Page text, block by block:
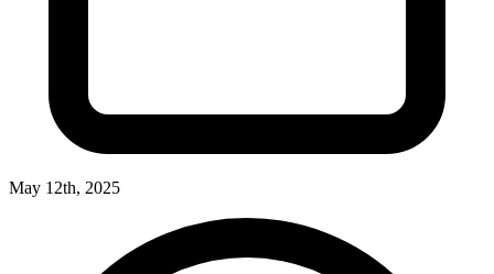
May 12th, 2025